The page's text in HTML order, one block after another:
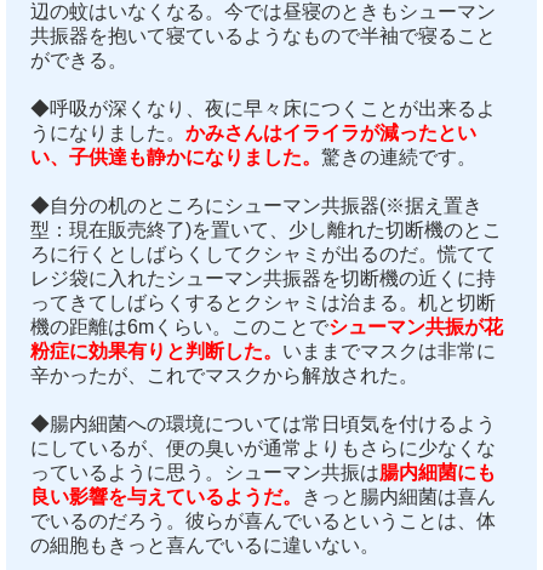
辺の蚊はいなくなる。今では昼寝のときもシューマン
共振器を抱いて寝ているようなもので半袖で寝ること
ができる。
◆呼吸が深くなり、夜に早々床につくことが出来るよ
うになりました。 かみさんはイライラが減ったとい
い、子供達も静かになりました。 驚きの連続です。
◆自分の机のところにシューマン共振器(※据え置き
型：現在販売終了)を置いて、少し離れた切断機のとこ
ろに行くとしばらくしてクシャミが出るのだ。慌てて
レジ袋に入れたシューマン共振器を切断機の近くに持
ってきてしばらくするとクシャミは治まる。机と切断
機の距離は6mくらい。このことでシューマン共振が花
粉症に効果有りと判断した。 いままでマスクは非常に
辛かったが、これでマスクから解放された。
◆腸内細菌への環境については常日頃気を付けるよう
にしているが、便の臭いが通常よりもさらに少なくな
っているように思う。シューマン共振は腸内細菌にも
良い影響を与えているようだ。
きっと腸内細菌は喜ん
でいるのだろう。彼らが喜んでいるということは、体
の細胞もきっと喜んでいるに違いない。